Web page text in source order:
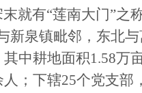
末就有“莲南大门”之
新泉镇毗邻，东北
中耕地面积1.58万
人；下辖25个党支部